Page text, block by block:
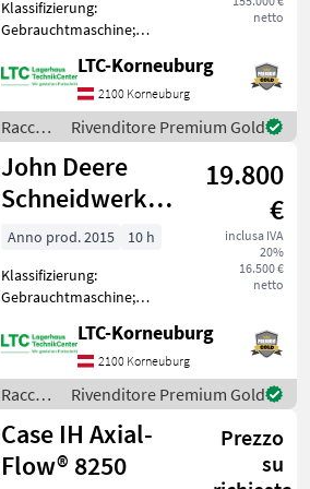
netto
Klassifizierung:
Gebrauchtmaschine;
Motorhersteller: Mercedes ;
Trommelstunden: 190;
Geerntete Fläche: 550;
Höchstgeschwindigkeit
(km/h):
LTC-Korneuburg
2100 Korneuburg
Raccolto
agricolo
/ Deutz
Fahr
Rivenditore Premium Gold
John Deere
Schneidwerk
622 R mit
Flötzinger
Schneidwerkswag
19.800
€
inclusa IVA
20%
16.500 €
netto
Anno prod. 2015
10 h
Klassifizierung:
Gebrauchtmaschine;
Nettogewicht (kg): 2350;
Schneidwerkswagen: Ja;
Seriennummer/Fahrgestellnummer:
4673; Reversiereinrichtung:
J
LTC-Korneuburg
2100 Korneuburg
Raccolto
agricolo
/ John
Deere
Rivenditore Premium Gold
Case IH Axial-
Flow® 8250
Prezzo
su